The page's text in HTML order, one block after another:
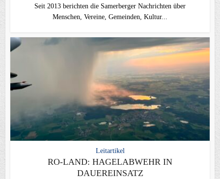
Seit 2013 berichten die Samerberger Nachrichten über
Menschen, Vereine, Gemeinden, Kultur...
Leitartikel
RO-LAND: HAGELABWEHR IN
DAUEREINSATZ